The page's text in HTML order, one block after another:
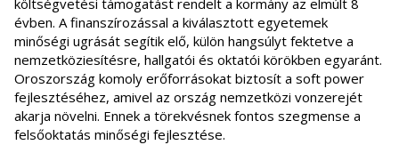
költségvetési támogatást rendelt a kormány az elmúlt 8
évben. A finanszírozással a kiválasztott egyetemek
minőségi ugrását segítik elő, külön hangsúlyt fektetve a
nemzetköziesítésre, hallgatói és oktatói körökben egyaránt.
Oroszország komoly erőforrásokat biztosít a soft power
fejlesztéséhez, amivel az ország nemzetközi vonzerejét
akarja növelni. Ennek a törekvésnek fontos szegmense a
felsőoktatás minőségi fejlesztése.